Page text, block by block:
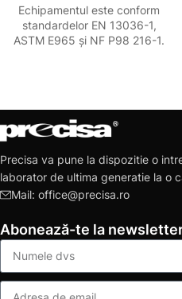
Echipamentul este conform
standardelor EN 13036-1,
ASTM E965 și NF P98 216-1.
Precisa va pune la dispozitie o
laborator de ultima generatie la o
Mail: office@precisa.ro
Abonează-te la